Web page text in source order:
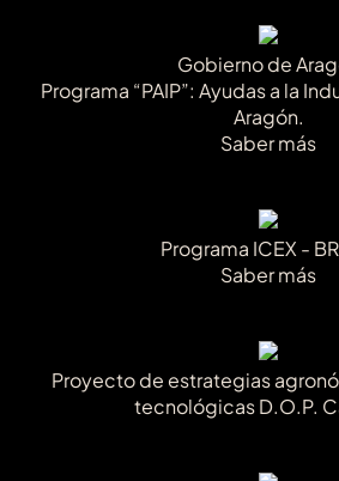
Gobierno de
Programa “PAIP”: Ayudas a la
Aragón.
Saber más
Programa ICEX -
Saber más
Proyecto de estrategias
tecnológicas D.O.P.